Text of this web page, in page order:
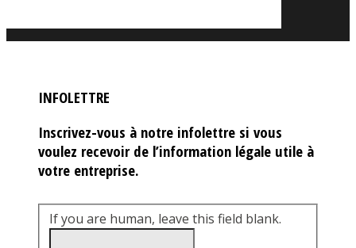
INFOLETTRE
Inscrivez-vous à notre infolettre si vous
voulez recevoir de l’information légale utile à
votre entreprise.
If you are human, leave this field blank.